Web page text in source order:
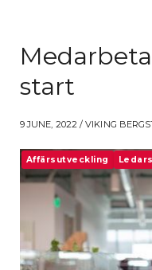
start
9 JUNE, 2022 / VIKING
Affärsutveckling